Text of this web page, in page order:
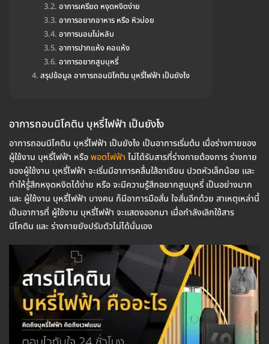
อาการเครียด หงุดหงิดง่าย
อาการอยากอาหาร หรือ หิวบ่อย
อาการนอนไม่หลับ
อาการปากแห้ง คอแห้ง
อาการอยากสูบบุหรี่
สรุปข้อมูล อาการถอนนิโคติน บุหรี่ไฟฟ้า เป็นยังไง
อาการถอนนิโคติน บุหรี่ไฟฟ้า เป็นยังไง
อาการถอนนิโคติน บุหรี่ไฟฟ้า เป็นยังไง เป็นอาการเริ่มต้น เมื่อร่างกายของ
ผู้ใช้งาน บุหรี่ไฟฟ้า หรือพอตไฟฟ้า ไม่ได้รับสารที่ร่างกายต้องการ ร่างกาย
ของผู้ใช้งาน บุหรี่ไฟฟ้า จะเริ่มมีอาการคลื่นใส้อาเจียน ปวดหัวเล็กน้อย และ
ทำให้รู้่สึกหงุดหงิดได้ง่าย หรือ จะมีความรู้สึกอยากสูบบุหรี่ เป็นอย่างมาก
และ ผู้ใช้งาน บุหรี่ไฟฟ้า บางคน ก็มีอาการมือสั่น ใจสั่นอีกด้วย สาเหตุเหล่านี้
เป็นอาการที่ ผู้ใช้งาน บุหรี่ไฟฟ้า จะแสดงออกมา เมื่อกำลังเลิกใช้สาร
นิโคติน และ ร่างกายยังปรับตัวไม่ได้นั่นเอง